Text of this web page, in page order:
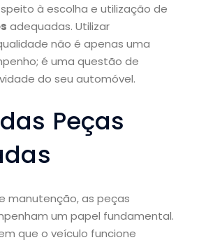
à escolha e utilização de
adequadas. Utilizar
não é apenas uma
é uma questão de
do seu automóvel.
Peças
manutenção, as peças
um papel fundamental.
que o veículo funcione